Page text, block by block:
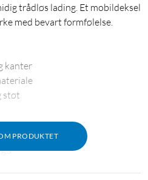
trådløs lading. Et mobildeksel
med bevart formfølelse.
PRODUKTET
kanter
støt
delene ved fall. Rubber